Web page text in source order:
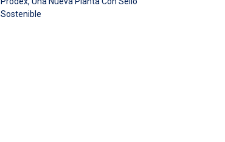
Sostenible